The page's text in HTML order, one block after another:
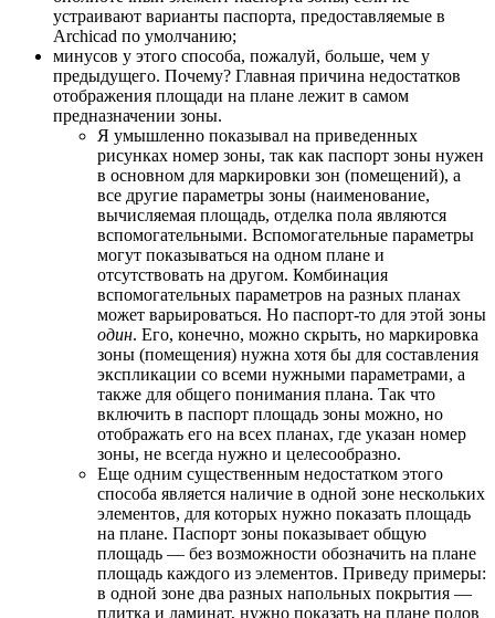
устраивают варианты паспорта, предоставляемые в
Archicad по умолчанию;
минусов у этого способа, пожалуй, больше, чем у
предыдущего. Почему? Главная причина недостатков
отображения площади на плане лежит в самом
предназначении зоны.
Я умышленно показывал на приведенных
рисунках номер зоны, так как паспорт зоны нужен
в основном для маркировки зон (помещений), а
все другие параметры зоны (наименование,
вычисляемая площадь, отделка пола являются
вспомогательными. Вспомогательные параметры
могут показываться на одном плане и
отсутствовать на другом. Комбинация
вспомогательных параметров на разных планах
может варьироваться. Но паспорт-то для этой зоны
один. Его, конечно, можно скрыть, но маркировка
зоны (помещения) нужна хотя бы для составления
экспликации со всеми нужными параметрами, а
также для общего понимания плана. Так что
включить в паспорт площадь зоны можно, но
отображать его на всех планах, где указан номер
зоны, не всегда нужно и целесообразно.
Еще одним существенным недостатком этого
способа является наличие в одной зоне нескольких
элементов, для которых нужно показать площадь
на плане. Паспорт зоны показывает общую
площадь — без возможности обозначить на плане
площадь каждого из элементов. Приведу примеры:
в одной зоне два разных напольных покрытия —
плитка и ламинат, нужно показать на плане полов